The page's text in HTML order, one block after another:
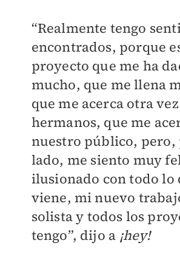
“Realmente tengo
encontrados, porque
proyecto que me ha
mucho, que me llena
que me acerca otra
hermanos, que me
nuestro público,
lado, me siento muy
ilusionado con todo lo
viene, mi nuevo
solista y todos los
tengo”, dijo a ¡hey!